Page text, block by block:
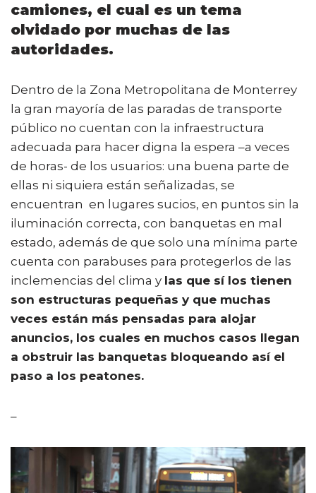
camiones, el cual es un tema
olvidado por muchas de las
autoridades.
Dentro de la Zona Metropolitana de Monterrey
la gran mayoría de las paradas de transporte
público no cuentan con la infraestructura
adecuada para hacer digna la espera –a veces
de horas- de los usuarios: una buena parte de
ellas ni siquiera están señalizadas, se
encuentran en lugares sucios, en puntos sin la
iluminación correcta, con banquetas en mal
estado, además de que solo una mínima parte
cuenta con parabuses para protegerlos de las
inclemencias del clima y las que sí los tienen
son estructuras pequeñas y que muchas
veces están más pensadas para alojar
anuncios, los cuales en muchos casos llegan
a obstruir las banquetas bloqueando así el
paso a los peatones.
–